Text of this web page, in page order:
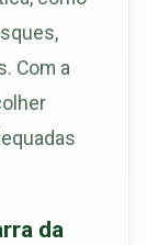
Com a
da